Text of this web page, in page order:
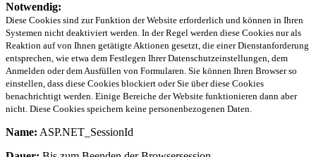
Notwendig:
Diese Cookies sind zur Funktion der Website erforderlich und können in Ihren
Systemen nicht deaktiviert werden. In der Regel werden diese Cookies nur als
Reaktion auf von Ihnen getätigte Aktionen gesetzt, die einer Dienstanforderung
entsprechen, wie etwa dem Festlegen Ihrer Datenschutzeinstellungen, dem
Anmelden oder dem Ausfüllen von Formularen. Sie können Ihren Browser so
einstellen, dass diese Cookies blockiert oder Sie über diese Cookies
benachrichtigt werden. Einige Bereiche der Website funktionieren dann aber
nicht. Diese Cookies speichern keine personenbezogenen Daten.
Name: ASP.NET_SessionId